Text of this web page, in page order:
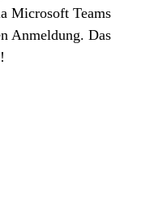
Microsoft Teams
Anmeldung. Das